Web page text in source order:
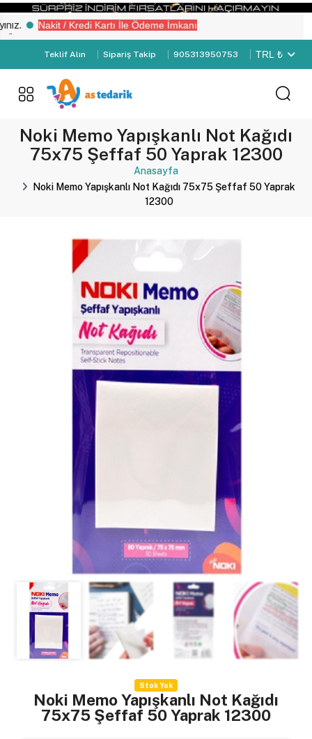
Girişi" yapın.
Nakit / Kredi Kartı İle Ödeme İmkanı
Teklif Alın Sipariş Takip 905313950753 TRL ₺
Noki Memo Yapışkanlı Not Kağıdı
75x75 Şeffaf 50 Yaprak 12300
Anasayfa
Noki Memo Yapışkanlı Not Kağıdı 75x75 Şeffaf 50 Yaprak
12300
Stok Yok
Noki Memo Yapışkanlı Not Kağıdı
75x75 Şeffaf 50 Yaprak 12300